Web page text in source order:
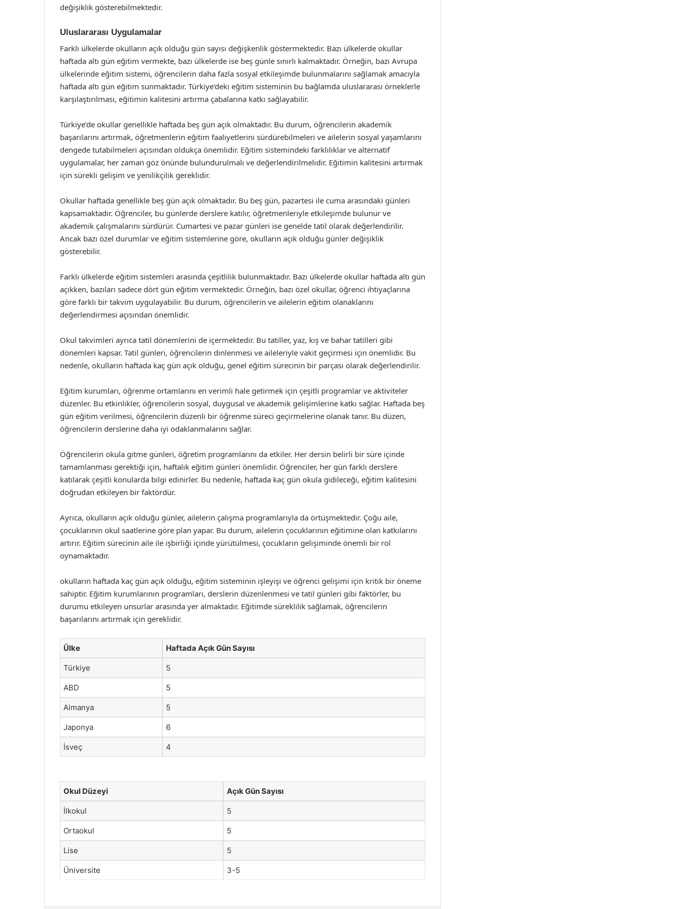
değişiklik gösterebilmektedir.
Uluslararası Uygulamalar
Farklı ülkelerde okulların açık olduğu gün sayısı değişkenlik göstermektedir. Bazı ülkelerde okullar
haftada altı gün eğitim vermekte, bazı ülkelerde ise beş günle sınırlı kalmaktadır. Örneğin, bazı Avrupa
ülkelerinde eğitim sistemi, öğrencilerin daha fazla sosyal etkileşimde bulunmalarını sağlamak amacıyla
haftada altı gün eğitim sunmaktadır. Türkiye’deki eğitim sisteminin bu bağlamda uluslararası örneklerle
karşılaştırılması, eğitimin kalitesini artırma çabalarına katkı sağlayabilir.
Türkiye’de okullar genellikle haftada beş gün açık olmaktadır. Bu durum, öğrencilerin akademik
başarılarını artırmak, öğretmenlerin eğitim faaliyetlerini sürdürebilmeleri ve ailelerin sosyal yaşamlarını
dengede tutabilmeleri açısından oldukça önemlidir. Eğitim sistemindeki farklılıklar ve alternatif
uygulamalar, her zaman göz önünde bulundurulmalı ve değerlendirilmelidir. Eğitimin kalitesini artırmak
için sürekli gelişim ve yenilikçilik gereklidir.
Okullar haftada genellikle beş gün açık olmaktadır. Bu beş gün, pazartesi ile cuma arasındaki günleri
kapsamaktadır. Öğrenciler, bu günlerde derslere katılır, öğretmenleriyle etkileşimde bulunur ve
akademik çalışmalarını sürdürür. Cumartesi ve pazar günleri ise genelde tatil olarak değerlendirilir.
Ancak bazı özel durumlar ve eğitim sistemlerine göre, okulların açık olduğu günler değişiklik
gösterebilir.
Farklı ülkelerde eğitim sistemleri arasında çeşitlilik bulunmaktadır. Bazı ülkelerde okullar haftada altı gün
açıkken, bazıları sadece dört gün eğitim vermektedir. Örneğin, bazı özel okullar, öğrenci ihtiyaçlarına
göre farklı bir takvim uygulayabilir. Bu durum, öğrencilerin ve ailelerin eğitim olanaklarını
değerlendirmesi açısından önemlidir.
Okul takvimleri ayrıca tatil dönemlerini de içermektedir. Bu tatiller, yaz, kış ve bahar tatilleri gibi
dönemleri kapsar. Tatil günleri, öğrencilerin dinlenmesi ve aileleriyle vakit geçirmesi için önemlidir. Bu
nedenle, okulların haftada kaç gün açık olduğu, genel eğitim sürecinin bir parçası olarak değerlendirilir.
Eğitim kurumları, öğrenme ortamlarını en verimli hale getirmek için çeşitli programlar ve aktiviteler
düzenler. Bu etkinlikler, öğrencilerin sosyal, duygusal ve akademik gelişimlerine katkı sağlar. Haftada beş
gün eğitim verilmesi, öğrencilerin düzenli bir öğrenme süreci geçirmelerine olanak tanır. Bu düzen,
öğrencilerin derslerine daha iyi odaklanmalarını sağlar.
Öğrencilerin okula gitme günleri, öğretim programlarını da etkiler. Her dersin belirli bir süre içinde
tamamlanması gerektiği için, haftalık eğitim günleri önemlidir. Öğrenciler, her gün farklı derslere
katılarak çeşitli konularda bilgi edinirler. Bu nedenle, haftada kaç gün okula gidileceği, eğitim kalitesini
doğrudan etkileyen bir faktördür.
Ayrıca, okulların açık olduğu günler, ailelerin çalışma programlarıyla da örtüşmektedir. Çoğu aile,
çocuklarının okul saatlerine göre plan yapar. Bu durum, ailelerin çocuklarının eğitimine olan katkılarını
artırır. Eğitim sürecinin aile ile işbirliği içinde yürütülmesi, çocukların gelişiminde önemli bir rol
oynamaktadır.
okulların haftada kaç gün açık olduğu, eğitim sisteminin işleyişi ve öğrenci gelişimi için kritik bir öneme
sahiptir. Eğitim kurumlarının programları, derslerin düzenlenmesi ve tatil günleri gibi faktörler, bu
durumu etkileyen unsurlar arasında yer almaktadır. Eğitimde süreklilik sağlamak, öğrencilerin
başarılarını artırmak için gereklidir.
Ülke Haftada Açık Gün Sayısı
Türkiye 5
ABD 5
Almanya 5
Japonya 6
İsveç 4
Okul Düzeyi Açık Gün Sayısı
İlkokul 5
Ortaokul 5
Lise 5
Üniversite 3-5